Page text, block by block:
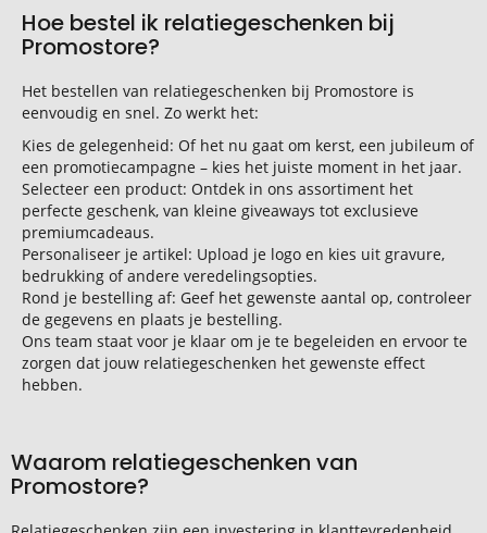
Hoe bestel ik relatiegeschenken bij
Promostore?
Het bestellen van relatiegeschenken bij Promostore is
eenvoudig en snel. Zo werkt het:
Kies de gelegenheid: Of het nu gaat om kerst, een jubileum of
een promotiecampagne – kies het juiste moment in het jaar.
Selecteer een product: Ontdek in ons assortiment het
perfecte geschenk, van kleine giveaways tot exclusieve
premiumcadeaus.
Personaliseer je artikel: Upload je logo en kies uit gravure,
bedrukking of andere veredelingsopties.
Rond je bestelling af: Geef het gewenste aantal op, controleer
de gegevens en plaats je bestelling.
Ons team staat voor je klaar om je te begeleiden en ervoor te
zorgen dat jouw relatiegeschenken het gewenste effect
hebben.
Waarom relatiegeschenken van
Promostore?